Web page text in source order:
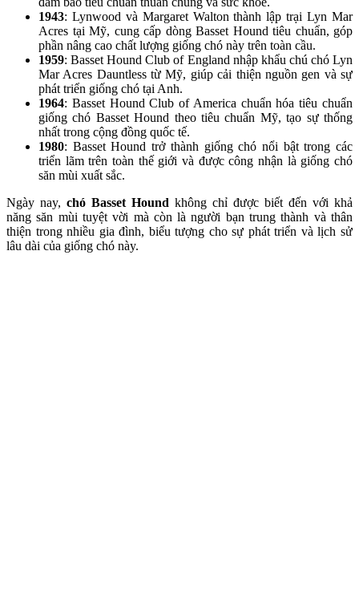
1943: Lynwood và Margaret Walton thành lập trại Lyn Mar
Acres tại Mỹ, cung cấp dòng Basset Hound tiêu chuẩn, góp
phần nâng cao chất lượng giống chó này trên toàn cầu.
1959: Basset Hound Club of England nhập khẩu chú chó Lyn
Mar Acres Dauntless từ Mỹ, giúp cải thiện nguồn gen và sự
phát triển giống chó tại Anh.
1964: Basset Hound Club of America chuẩn hóa tiêu chuẩn
giống chó Basset Hound theo tiêu chuẩn Mỹ, tạo sự thống
nhất trong cộng đồng quốc tế.
1980: Basset Hound trở thành giống chó nổi bật trong các
triển lãm trên toàn thế giới và được công nhận là giống chó
săn mùi xuất sắc.
Ngày nay, chó Basset Hound không chỉ được biết đến với khả
năng săn mùi tuyệt vời mà còn là người bạn trung thành và thân
thiện trong nhiều gia đình, biểu tượng cho sự phát triển và lịch sử
lâu dài của giống chó này.